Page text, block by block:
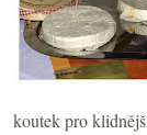
koutek pro